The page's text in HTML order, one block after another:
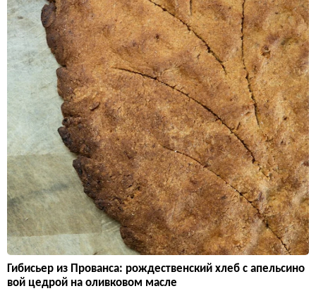
Гибисьер из Прованса: рождественский хлеб с апельсино
вой цедрой на оливковом масле